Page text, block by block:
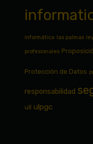
informática las palmas
profesionales
Protección de Datos
responsabilidad
ull ulpgc